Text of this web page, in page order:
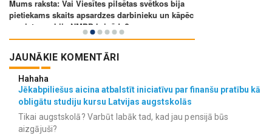
JAUNĀKIE KOMENTĀRI
Hahaha
Jēkabpiliešus aicina atbalstīt iniciatīvu par finanšu pratību kā
obligātu studiju kursu Latvijas augstskolās
Tikai augstskolā? Varbūt labāk tad, kad jau pensijā būs
aizgājuši?